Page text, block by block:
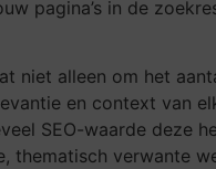
pagina’s in de
niet alleen om het
en context van
SEO-waarde deze
thematisch verwante